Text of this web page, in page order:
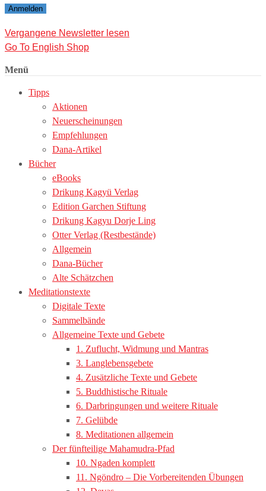
Vergangene Newsletter lesen
Go To English Shop
Menü
Tipps
Aktionen
Neuerscheinungen
Empfehlungen
Dana-Artikel
Bücher
eBooks
Drikung Kagyü Verlag
Edition Garchen Stiftung
Drikung Kagyu Dorje Ling
Otter Verlag (Restbestände)
Allgemein
Dana-Bücher
Alte Schätzchen
Meditationstexte
Digitale Texte
Sammelbände
Allgemeine Texte und Gebete
1. Zuflucht, Widmung und Mantras
3. Langlebensgebete
4. Zusätzliche Texte und Gebete
5. Buddhistische Rituale
6. Darbringungen und weitere Rituale
7. Gelübde
8. Meditationen allgemein
Der fünfteilige Mahamudra-Pfad
10. Ngaden komplett
11. Ngöndro – Die Vorbereitenden Übungen